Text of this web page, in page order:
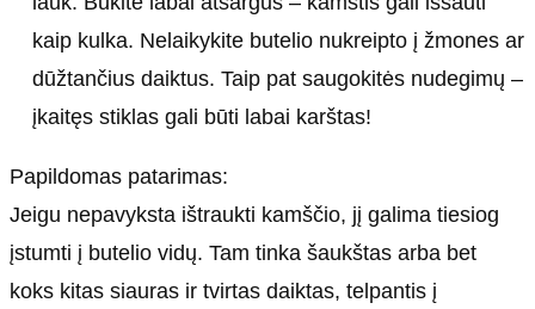
kaip kulka. Nelaikykite butelio nukreipto į žmones ar
dūžtančius daiktus. Taip pat saugokitės nudegimų –
įkaitęs stiklas gali būti labai karštas!
Papildomas patarimas:
Jeigu nepavyksta ištraukti kamščio, jį galima tiesiog
įstumti į butelio vidų. Tam tinka šaukštas arba bet
koks kitas siauras ir tvirtas daiktas, telpantis į